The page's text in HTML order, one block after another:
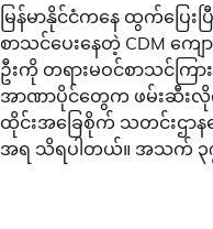
မြန်မာနိုင်ငံကနေ ထွက်ပြေးပ
စာသင်ပေးနေတဲ့ CDM ကျ
ဦးကို တရားမဝင်စာသင်ကြာ
အာဏာပိုင်တွေက ဖမ်းဆီ
ထိုင်းအခြေစိုက် သတင်းဌာန
အရ သိရပါတယ်။ အသက် ၃